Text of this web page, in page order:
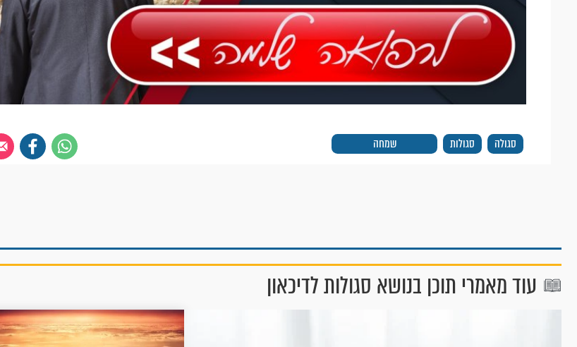
סגולה סגולות שמחה
עוד מאמרי תוכן בנושא סגולות לדיכאון